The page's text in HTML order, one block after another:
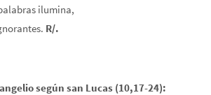
ilumina,
R/.
según san Lucas (10,17-24):